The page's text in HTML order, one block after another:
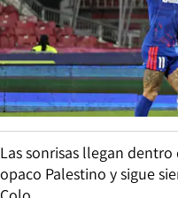
Las sonrisas llegan
opaco Palestino y sigue